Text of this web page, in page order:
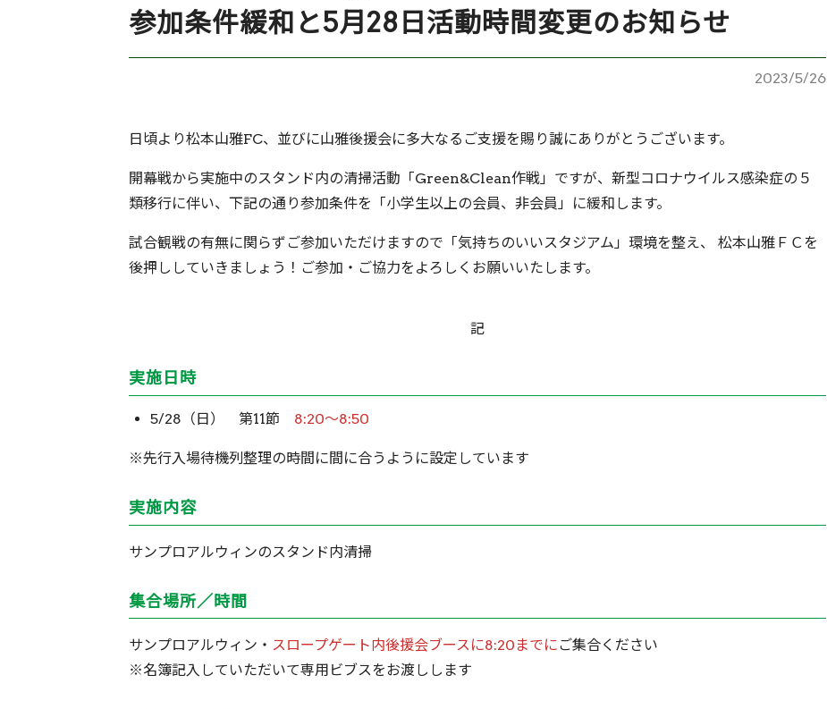
参加条件緩和と5月28日活動時間変更のお知らせ
2023/5/26
日頃より松本山雅FC、並びに山雅後援会に多大なるご支援を賜り誠にありがとうございます。
開幕戦から実施中のスタンド内の清掃活動「Green&Clean作戦」ですが、新型コロナウイルス感染症の５
類移行に伴い、下記の通り参加条件を「小学生以上の会員、非会員」に緩和します。
試合観戦の有無に関らずご参加いただけますので「気持ちのいいスタジアム」環境を整え、 松本山雅ＦＣを
後押ししていきましょう！ご参加・ご協力をよろしくお願いいたします。
記
実施日時
5/28（日） 第11節 8:20〜8:50
※先行入場待機列整理の時間に間に合うように設定しています
実施内容
サンプロアルウィンのスタンド内清掃
集合場所／時間
サンプロアルウィン・ スロープゲート内後援会ブースに8:20までにご集合ください
※名簿記入していただいて専用ビブスをお渡しします